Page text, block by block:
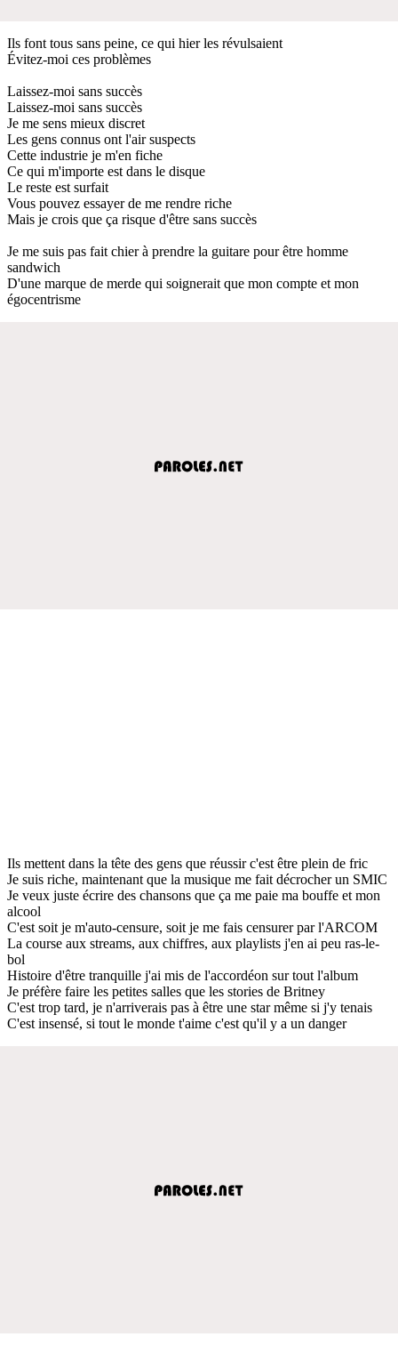
Ils font tous sans peine, ce qui hier les révulsaient
Évitez-moi ces problèmes
Laissez-moi sans succès
Laissez-moi sans succès
Je me sens mieux discret
Les gens connus ont l'air suspects
Cette industrie je m'en fiche
Ce qui m'importe est dans le disque
Le reste est surfait
Vous pouvez essayer de me rendre riche
Mais je crois que ça risque d'être sans succès
Je me suis pas fait chier à prendre la guitare pour être homme
sandwich
D'une marque de merde qui soignerait que mon compte et mon
égocentrisme
Ils mettent dans la tête des gens que réussir c'est être plein de fric
Je suis riche, maintenant que la musique me fait décrocher un SMIC
Je veux juste écrire des chansons que ça me paie ma bouffe et mon
alcool
C'est soit je m'auto-censure, soit je me fais censurer par l'ARCOM
La course aux streams, aux chiffres, aux playlists j'en ai peu ras-le-
bol
Histoire d'être tranquille j'ai mis de l'accordéon sur tout l'album
Je préfère faire les petites salles que les stories de Britney
C'est trop tard, je n'arriverais pas à être une star même si j'y tenais
C'est insensé, si tout le monde t'aime c'est qu'il y a un danger